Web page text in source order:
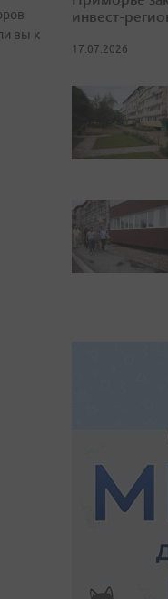
вы к
инвест-
17.07.2026